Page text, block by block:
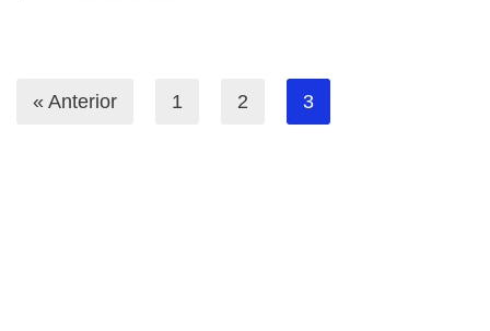
« Anterior 1 2 3